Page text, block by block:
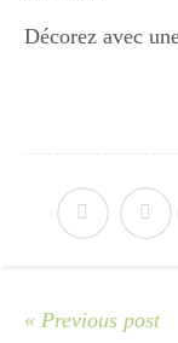
Décorez avec
« Previous post